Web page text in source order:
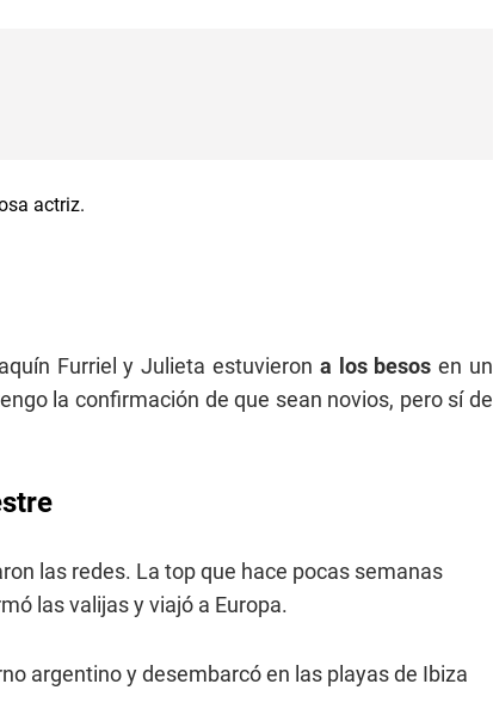
Furriel y Julieta estuvieron a los besos en un
la confirmación de que sean novios, pero sí de
las redes. La top que hace pocas semanas
las valijas y viajó a Europa.
argentino y desembarcó en las playas de Ibiza